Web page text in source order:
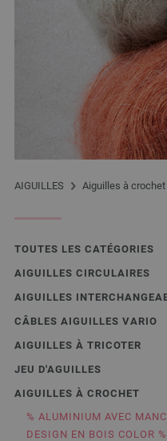
AIGUILLES Aiguilles à
TOUTES LES CATÉGORIES
AIGUILLES CIRCULAIRES
AIGUILLES
CÂBLES AIGUILLES VARIO
AIGUILLES À TRICOTER
JEU D'AGUILLES
AIGUILLES À CROCHET
% ALUMINIUM AVEC
DESIGN EN BOIS COLOR %